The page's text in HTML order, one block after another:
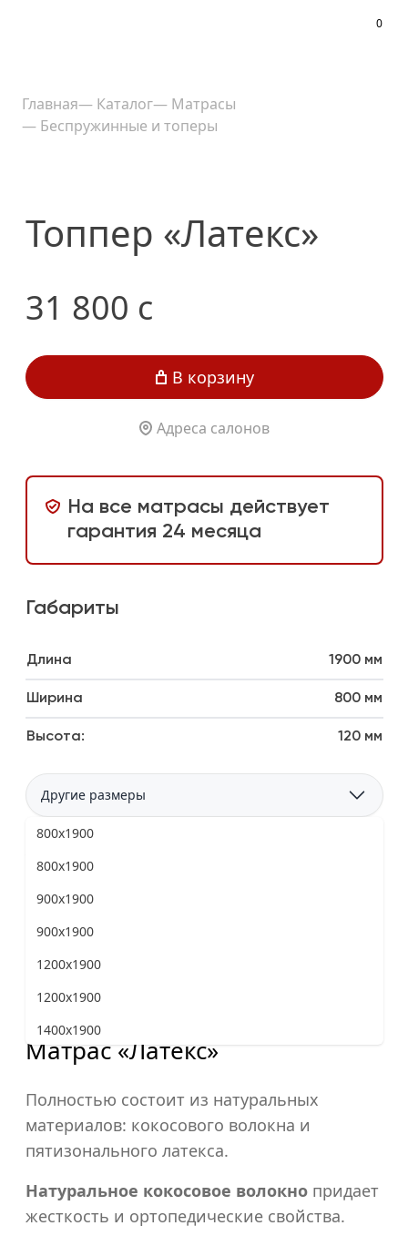
0
Главная— Каталог— Матрасы
— Беспружинные и топеры
Топпер «Латекс»
31 800 c
В корзину
Адреса салонов
На все матрасы действует
гарантия 24 месяца
Габариты
Длина 1900 мм
Ширина 800 мм
Высота: 120 мм
Другие размеры
800x1900
800x1900
900x1900
900x1900
1200x1900
1200x1900
1400x1900
1400x1900
1600x1900
1600x1900
1800x1900
1800x1900
1000x1000
Матрас «Латекс»
Полностью состоит из натуральных
материалов: кокосового волокна и
пятизонального латекса.
Натуральное кокосовое волокнопридает
жесткость и ортопедические свойства.